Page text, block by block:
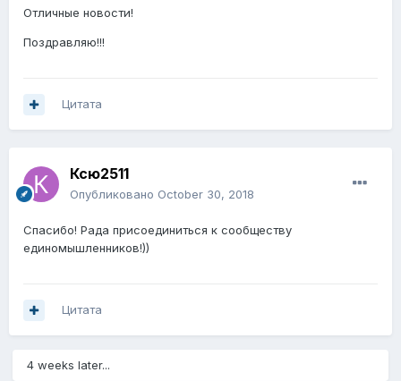
Отличные новости!
Поздравляю!!!
Цитата
Ксю2511
Опубликовано October 30, 2018
Спасибо! Рада присоединиться к сообществу
единомышленников!))
Цитата
4 weeks later...